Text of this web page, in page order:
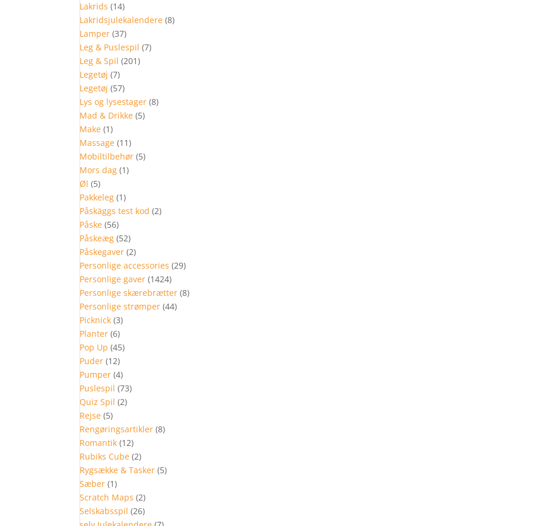
Lakrids (14)
Lakridsjulekalendere (8)
Lamper (37)
Leg & Puslespil (7)
Leg & Spil (201)
Legetøj (7)
Legetøj (57)
Lys og lysestager (8)
Mad & Drikke (5)
Make (1)
Massage (11)
Mobiltilbehør (5)
Mors dag (1)
Øl (5)
Pakkeleg (1)
Påskäggs test kod (2)
Påske (56)
Påskeæg (52)
Påskegaver (2)
Personlige accessories (29)
Personlige gaver (1424)
Personlige skærebrætter (8)
Personlige strømper (44)
Picknick (3)
Planter (6)
Pop Up (45)
Puder (12)
Pumper (4)
Puslespil (73)
Quiz Spil (2)
Rejse (5)
Rengøringsartikler (8)
Romantik (12)
Rubiks Cube (2)
Rygsække & Tasker (5)
Sæber (1)
Scratch Maps (2)
Selskabsspil (26)